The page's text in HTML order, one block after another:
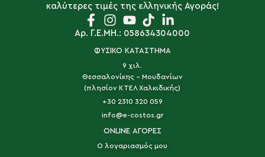
καλύτερες τιμές της ελληνικής Αγοράς!
Αρ. Γ.Ε.ΜΗ.: 058634304000
ΦΥΣΙΚΟ ΚΑΤΑΣΤΗΜΑ
9 χιλ.
Θεσσαλονίκης - Μουδανίων
(πλησίον ΚΤΕΛ Χαλκιδικής)
+30 2310 320 059
info@e-costos.gr
ONLINE ΑΓΟΡΕΣ
Ο λογαριασμός μου